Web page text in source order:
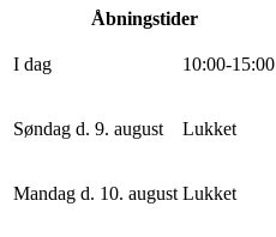
Åbningstider
I dag 10:00-15:00
Søndag d. 9. august Lukket
Mandag d. 10. august Lukket